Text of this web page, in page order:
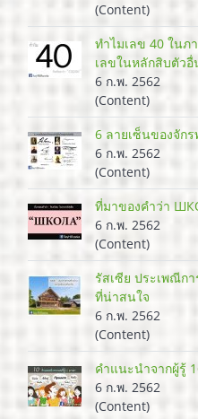
(Content)
ทำไมเลข 40 ในภ
เลขในหลักสิบตัวอื่
6 ก.พ. 2562
(Content)
6 ลายเซ็นของจัก
6 ก.พ. 2562
(Content)
ที่มาของคำว่า
6 ก.พ. 2562
(Content)
รัสเซีย ประเพณีก
ที่น่าสนใจ
6 ก.พ. 2562
(Content)
คำแนะนำจากผู้รู้
6 ก.พ. 2562
(Content)